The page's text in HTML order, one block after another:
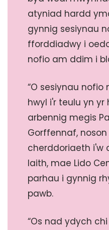
atyniad hardd
gynnig sesiynau
fforddiadwy i
nofio am ddim i
“O sesiynau nofio
hwyl i'r teulu yn yr
arbennig megis
Gorffennaf,
cherddoriaeth i'w
Iaith, mae Lido
parhau i gynnig
pawb.
“Os nad ydych